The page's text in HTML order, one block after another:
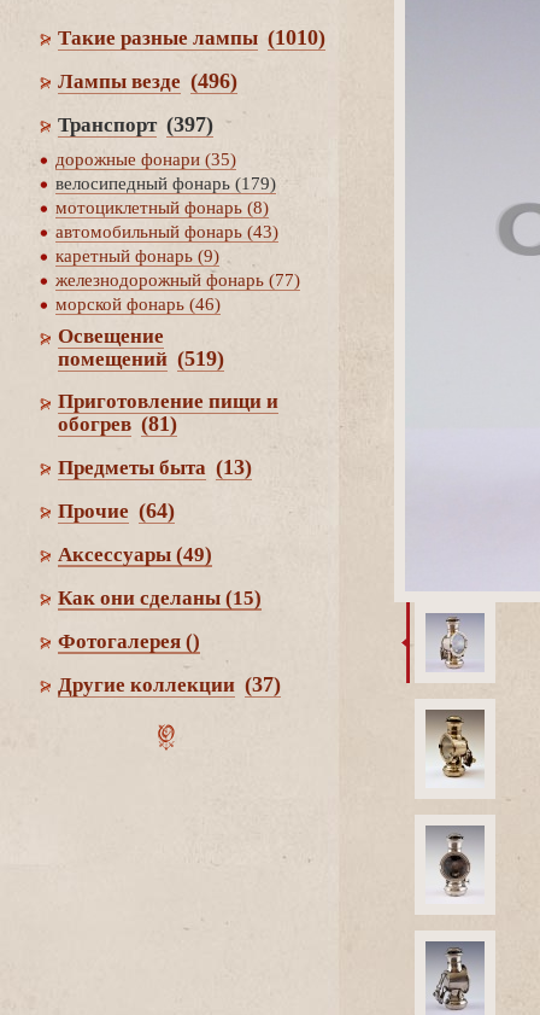
Такие разные лампы (1010)
Лампы везде (496)
Транспорт (397)
дорожные фонари (35)
елосипедный фонарь (179)
мотоциклетный фонарь (8)
автомобильный фонарь (43)
каретный фонарь (9)
железнодорожный фонарь (77)
морской фонарь (46)
Освещение
помещений (519)
Приготовление пищи и
обогре (81)
Предметы быта (13)
Прочие (64)
Аксессуары (49)
Как они сделаны (15)
Фотогалерея ()
Другие коллекции (37)